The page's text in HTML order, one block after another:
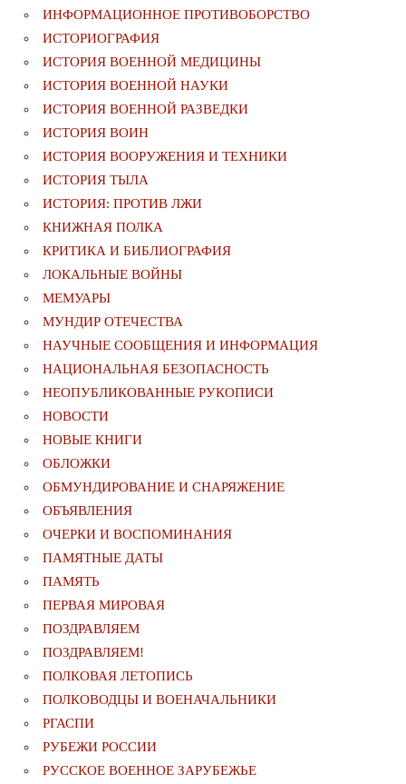
ИНФОРМАЦИОННОЕ ПРОТИВОБОРСТВО
ИСТОРИОГРАФИЯ
ИСТОРИЯ ВОЕННОЙ МЕДИЦИНЫ
ИСТОРИЯ ВОЕННОЙ НАУКИ
ИСТОРИЯ ВОЕННОЙ РАЗВЕДКИ
ИСТОРИЯ ВОИН
ИСТОРИЯ ВООРУЖЕНИЯ И ТЕХНИКИ
ИСТОРИЯ ТЫЛА
ИСТОРИЯ: ПРОТИВ ЛЖИ
КНИЖНАЯ ПОЛКА
КРИТИКА И БИБЛИОГРАФИЯ
ЛОКАЛЬНЫЕ ВОЙНЫ
МЕМУАРЫ
МУНДИР ОТЕЧЕСТВА
НАУЧНЫЕ СООБЩЕНИЯ И ИНФОРМАЦИЯ
НАЦИОНАЛЬНАЯ БЕЗОПАСНОСТЬ
НЕОПУБЛИКОВАННЫЕ РУКОПИСИ
НОВОСТИ
НОВЫЕ КНИГИ
ОБЛОЖКИ
ОБМУНДИРОВАНИЕ И СНАРЯЖЕНИЕ
ОБЪЯВЛЕНИЯ
ОЧЕРКИ И ВОСПОМИНАНИЯ
ПАМЯТНЫЕ ДАТЫ
ПАМЯТЬ
ПЕРВАЯ МИРОВАЯ
ПОЗДРАВЛЯЕМ
ПОЗДРАВЛЯЕМ!
ПОЛКОВАЯ ЛЕТОПИСЬ
ПОЛКОВОДЦЫ И ВОЕНАЧАЛЬНИКИ
РГАСПИ
РУБЕЖИ РОССИИ
РУССКОЕ ВОЕННОЕ ЗАРУБЕЖЬЕ